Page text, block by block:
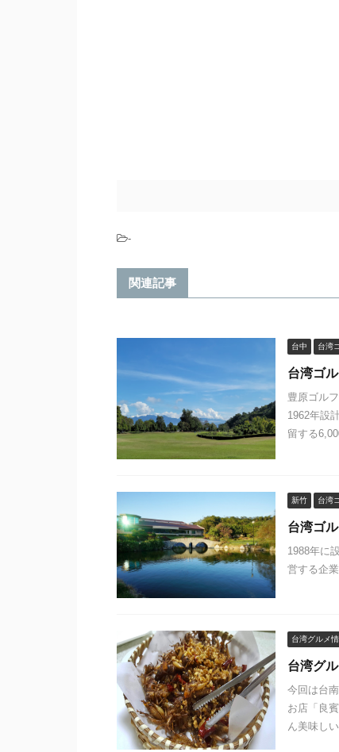
-
関連記事
台中 台湾
台湾ゴ
豊原ゴル
1962年設
留する
新竹 台湾
台湾ゴ
1988年に
営する企
台湾グルメ
台湾グ
今回は台
お店「良
ん美味し